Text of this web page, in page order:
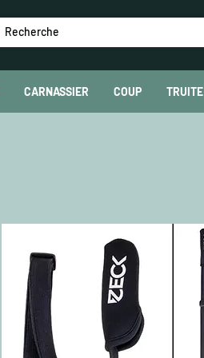
CARNASSIER COUP TRUITE